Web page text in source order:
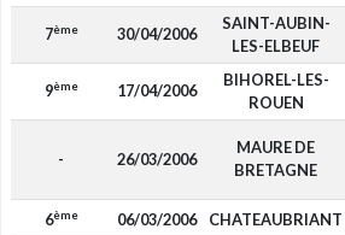
7ème 30/04/2006
SAINT-AUBIN-
LES-ELBEUF
9ème 17/04/2006
BIHOREL-LES-
ROUEN
- 26/03/2006
MAURE DE
BRETAGNE
6ème 06/03/2006 CHATEAUBRIANT